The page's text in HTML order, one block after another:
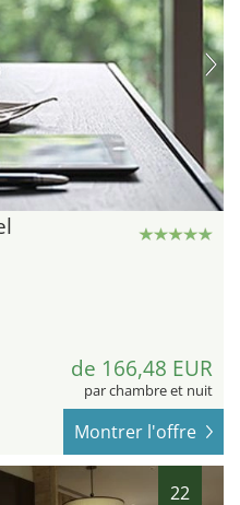
de 166,48 EUR
par chambre et nuit
Montrer l'offre
22